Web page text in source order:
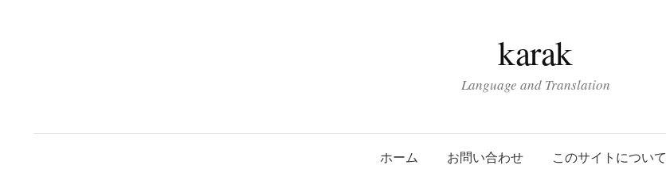
karak
Language and Translation
ホーム お問い合わせ このサイトについて